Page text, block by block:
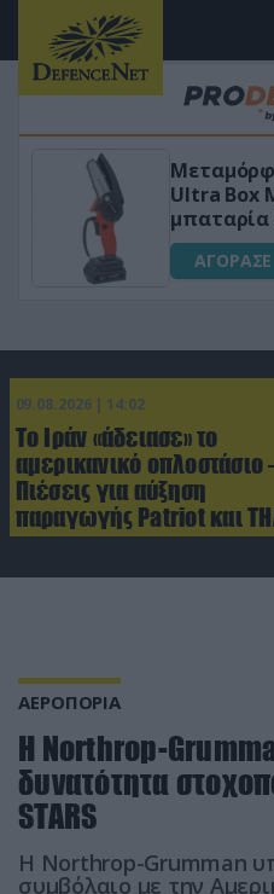
τον κήπο σου με
Μίνι Αλυσοπρίονο με
λιθίου
09.08.2026 | 14:02
Το Ιράν «άδειασε» το
αμερικανικό οπλοστάσιο
Πιέσεις για αύξηση
παραγωγής Patriot και
ΑΕΡΟΠΟΡΙΑ
Η Northrop-
δυνατότητα
STARS
H Northrop-Grumman
συμβόλαιο με την